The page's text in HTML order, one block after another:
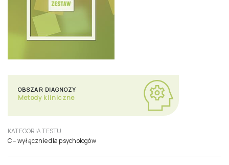
OBSZAR DIAGNOZY
Metody kliniczne
KATEGORIA TESTU
C – wyłącznie dla psychologów